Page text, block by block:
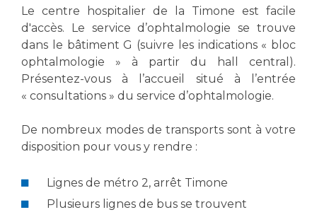
Cancer
Médecine nucléaire
Anatomie et Cytologie Pathologiques
Adresser un examen au Laboratoire d'Infectiologie
Centres de référence Maladies Rares
Plateforme d'Expertise Maladies Rares
Presse / Multimédia
Dossiers de presse
Médiathèque
Le centre hospitalier de la Timone est facile
d'accès. Le service d’ophtalmologie se trouve
dans le bâtiment G (suivre les indications « bloc
ophtalmologie » à partir du hall central).
Présentez-vous à l’accueil situé à l’entrée
« consultations » du service d’ophtalmologie.
De nombreux modes de transports sont à votre
disposition pour vous y rendre :
Lignes de métro 2, arrêt Timone
Plusieurs lignes de bus se trouvent